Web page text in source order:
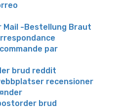
Mail -Bestellung Braut
par
brud reddit
recensioner
brud